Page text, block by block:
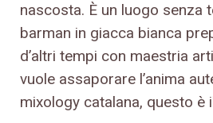
nascosta. È un luogo senza
barman in giacca bianca
d’altri tempi con maestria
vuole assaporare l’anima
mixology catalana, questo è